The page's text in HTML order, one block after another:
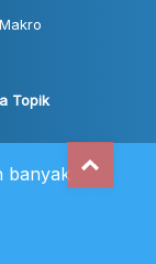
Topik
banyak